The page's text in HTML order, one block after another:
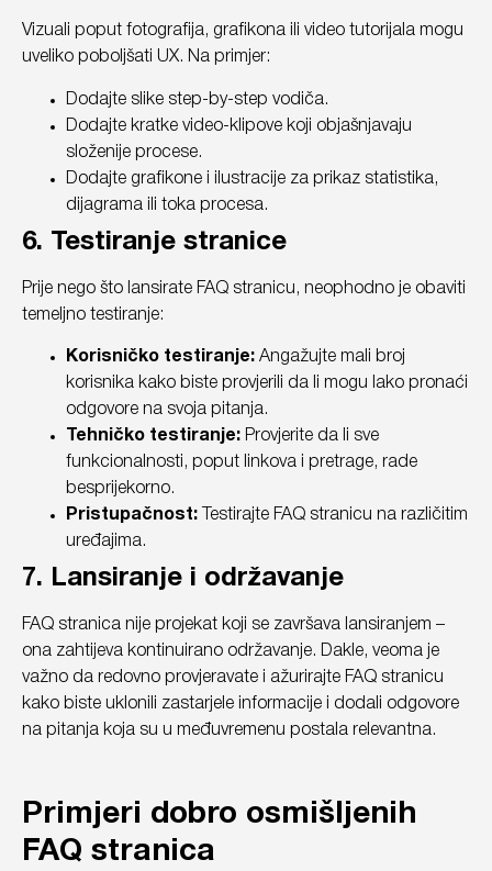
Vizuali poput fotografija, grafikona ili video tutorijala mogu
uveliko poboljšati UX. Na primjer:
Dodajte slike step-by-step vodiča.
Dodajte kratke video-klipove koji objašnjavaju
složenije procese.
Dodajte grafikone i ilustracije za prikaz statistika,
dijagrama ili toka procesa.
6. Testiranje stranice
Prije nego što lansirate FAQ stranicu, neophodno je obaviti
temeljno testiranje:
Korisničko testiranje: Angažujte mali broj
korisnika kako biste provjerili da li mogu lako pronaći
odgovore na svoja pitanja.
Tehničko testiranje: Provjerite da li sve
funkcionalnosti, poput linkova i pretrage, rade
besprijekorno.
Pristupačnost: Testirajte FAQ stranicu na različitim
uređajima.
7. Lansiranje i održavanje
FAQ stranica nije projekat koji se završava lansiranjem –
ona zahtijeva kontinuirano održavanje. Dakle, veoma je
važno da redovno provjeravate i ažurirajte FAQ stranicu
kako biste uklonili zastarjele informacije i dodali odgovore
na pitanja koja su u međuvremenu postala relevantna.
Primjeri dobro osmišljenih
FAQ stranica